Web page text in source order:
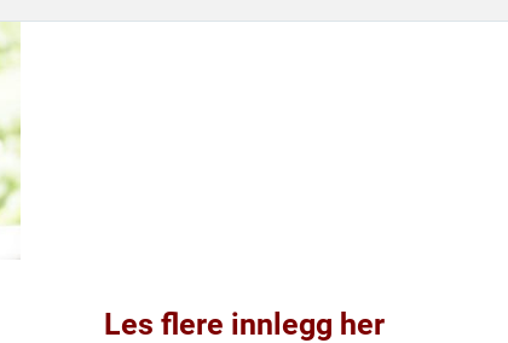
Les flere innlegg her